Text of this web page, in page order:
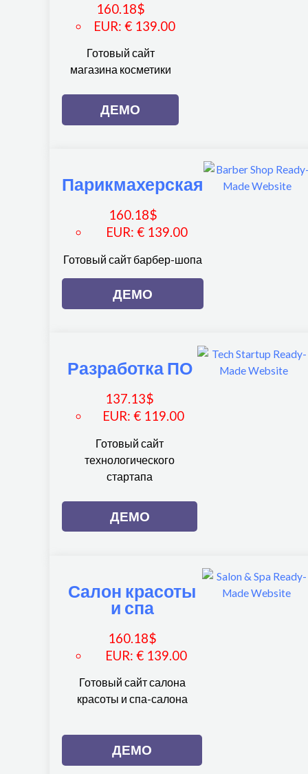
160.18$
EUR: € 139.00
Готовый сайт
магазина косметики
ДЕМО
Парикмахерская
160.18$
EUR: € 139.00
Готовый сайт барбер-шопа
ДЕМО
Разработка ПО
137.13$
EUR:€ 119.00
Готовый сайт
технологического
стартапа
ДЕМО
Салон красоты
и спа
160.18$
EUR: € 139.00
Готовый сайт салона
красоты и спа-салона
ДЕМО